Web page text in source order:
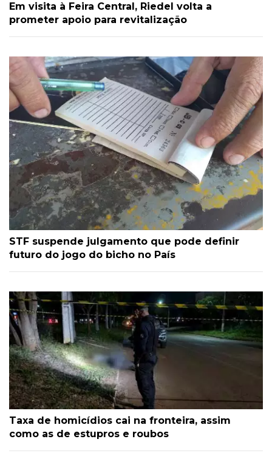
Em visita à Feira Central, Riedel volta a
prometer apoio para revitalização
STF suspende julgamento que pode definir
futuro do jogo do bicho no País
Taxa de homicídios cai na fronteira, assim
como as de estupros e roubos